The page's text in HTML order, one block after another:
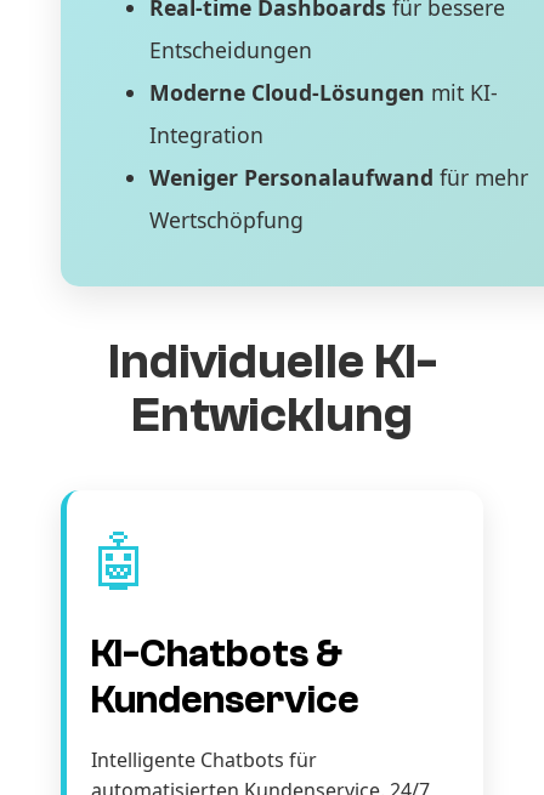
Real-time Dashboards für bessere
Entscheidungen
Moderne Cloud-Lösungen mit KI-
Integration
Weniger Personalaufwand für mehr
Wertschöpfung
Individuelle KI-
Entwicklung
🤖
KI-Chatbots &
Kundenservice
Intelligente Chatbots für